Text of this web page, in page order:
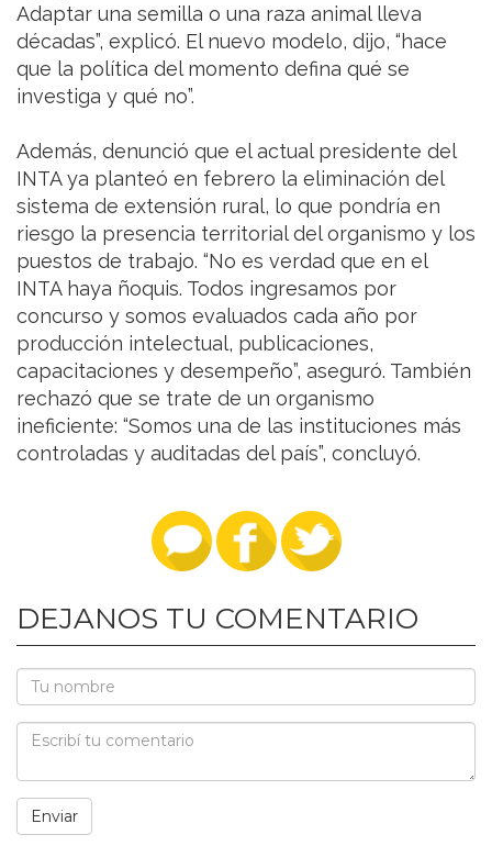
Adaptar una semilla o una raza animal lleva
décadas”, explicó. El nuevo modelo, dijo, “hace
que la política del momento defina qué se
investiga y qué no”.
Además, denunció que el actual presidente del
INTA ya planteó en febrero la eliminación del
sistema de extensión rural, lo que pondría en
riesgo la presencia territorial del organismo y los
puestos de trabajo. “No es verdad que en el
INTA haya ñoquis. Todos ingresamos por
concurso y somos evaluados cada año por
producción intelectual, publicaciones,
capacitaciones y desempeño”, aseguró. También
rechazó que se trate de un organismo
ineficiente: “Somos una de las instituciones más
controladas y auditadas del país”, concluyó.
DEJANOS TU COMENTARIO